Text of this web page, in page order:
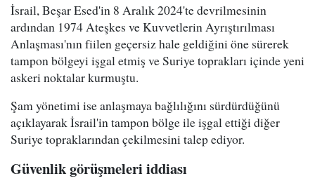
İsrail, Beşar Esed'in 8 Aralık 2024'te devrilmesinin
ardından 1974 Ateşkes ve Kuvvetlerin Ayrıştırılması
Anlaşması'nın fiilen geçersiz hale geldiğini öne sürerek
tampon bölgeyi işgal etmiş ve Suriye toprakları içinde yeni
askeri noktalar kurmuştu.
Şam yönetimi ise anlaşmaya bağlılığını sürdürdüğünü
açıklayarak İsrail'in tampon bölge ile işgal ettiği diğer
Suriye topraklarından çekilmesini talep ediyor.
Güvenlik görüşmeleri iddiası